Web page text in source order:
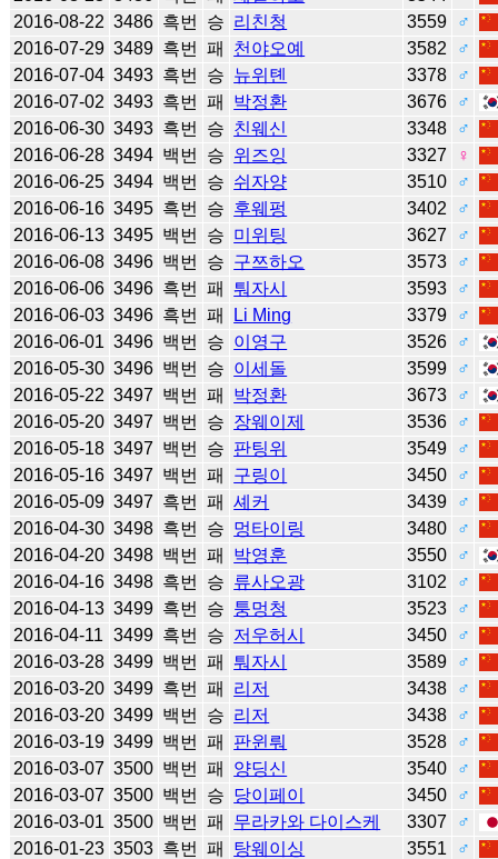
2016-08-22 3486 흑번 승 리친청 3559
♂
2016-07-29 3489 흑번 패 천야오예 3582
♂
2016-07-04 3493 흑번 승 뉴위톈 3378
♂
2016-07-02 3493 흑번 패 박정환 3676
♂
2016-06-30 3493 흑번 승 친웨신 3348
♂
2016-06-28 3494 백번 승 위즈잉 3327
♀
2016-06-25 3494 백번 승 쉬자양 3510
♂
2016-06-16 3495 흑번 승 후웨펑 3402
♂
2016-06-13 3495 백번 승 미위팅 3627
♂
2016-06-08 3496 백번 승 구쯔하오 3573
♂
2016-06-06 3496 흑번 패 퉈자시 3593
♂
2016-06-03 3496 흑번 패 Li Ming 3379
♂
2016-06-01 3496 백번 승 이영구 3526
♂
2016-05-30 3496 백번 승 이세돌 3599
♂
2016-05-22 3497 백번 패 박정환 3673
♂
2016-05-20 3497 백번 승 장웨이제 3536
♂
2016-05-18 3497 백번 승 판팅위 3549
♂
2016-05-16 3497 백번 패 구링이 3450
♂
2016-05-09 3497 흑번 패 셰커 3439
♂
2016-04-30 3498 흑번 승 멍타이링 3480
♂
2016-04-20 3498 백번 패 박영훈 3550
♂
2016-04-16 3498 흑번 승 류사오광 3102
♂
2016-04-13 3499 흑번 승 퉁멍청 3523
♂
2016-04-11 3499 흑번 승 저우허시 3450
♂
2016-03-28 3499 백번 패 퉈자시 3589
♂
2016-03-20 3499 흑번 패 리저 3438
♂
2016-03-20 3499 백번 승 리저 3438
♂
2016-03-19 3499 백번 패 판윈뤄 3528
♂
2016-03-07 3500 백번 패 양딩신 3540
♂
2016-03-07 3500 백번 승 당이페이 3450
♂
2016-03-01 3500 백번 패 무라카와 다이스케 3307
♂
2016-01-23 3503 흑번 패 탕웨이싱 3551
♂